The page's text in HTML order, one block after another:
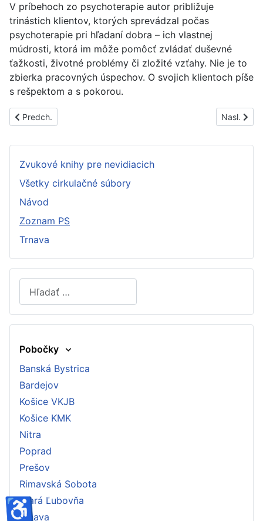
V príbehoch zo psychoterapie autor približuje
trinástich klientov, ktorých sprevádzal počas
psychoterapie pri hľadaní dobra – ich vlastnej
múdrosti, ktorá im môže pomôcť zvládať duševné
ťažkosti, životné problémy či zložité vzťahy. Nie je to
zbierka pracovných úspechov. O svojich klientoch píše
s rešpektom a s pokorou.
Predchádzajúci článok: PS1585A
Predch. Nasl.
Zvukové knihy pre nevidiacich
Všetky cirkulačné súbory
Návod
Zoznam PS
Trnava
Hľadať
Type 2 or more characters for results.
Pobočky
Banská Bystrica
Bardejov
Košice VKJB
Košice KMK
Nitra
Poprad
Prešov
Rimavská Sobota
Stará Ľubovňa
Trnava